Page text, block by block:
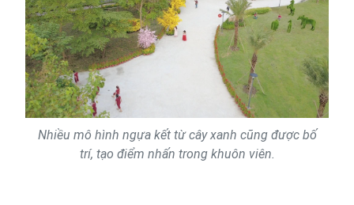
Nhiều mô hình ngựa kết từ cây xanh cũng được bố
trí, tạo điểm nhấn trong khuôn viên.